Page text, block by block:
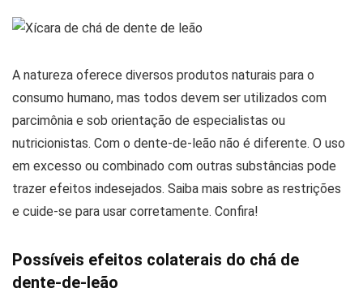
A natureza oferece diversos produtos naturais para o
consumo humano, mas todos devem ser utilizados com
parcimônia e sob orientação de especialistas ou
nutricionistas. Com o dente-de-leão não é diferente. O uso
em excesso ou combinado com outras substâncias pode
trazer efeitos indesejados. Saiba mais sobre as restrições
e cuide-se para usar corretamente. Confira!
Possíveis efeitos colaterais do chá de
dente-de-leão